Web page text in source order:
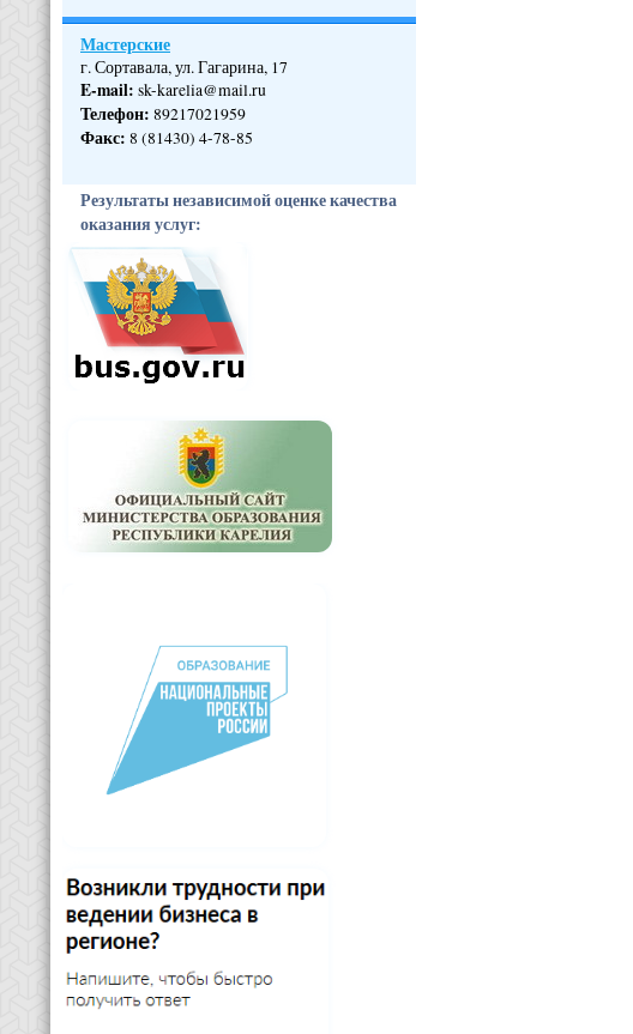
Мастерские
г. Сортавала, ул. Гагарина, 17
E-mail: sk-karelia@mail.ru
Телефон: 89217021959
Факс: 8 (81430) 4-78-85
Результаты независимой оценке качества
оказания услуг: